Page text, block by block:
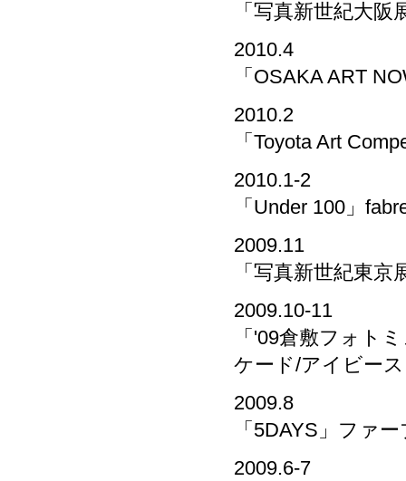
「写真新世紀大
2010.4
「OSAKA ART
2010.2
「Toyota Art
2010.1-2
「Under 100」
2009.11
「写真新世紀東
2009.10-11
「'09倉敷フォト
ケード/アイビー
2009.8
「5DAYS」ファ
2009.6-7